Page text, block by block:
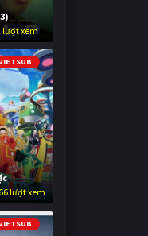
lượt xem
lượt xem